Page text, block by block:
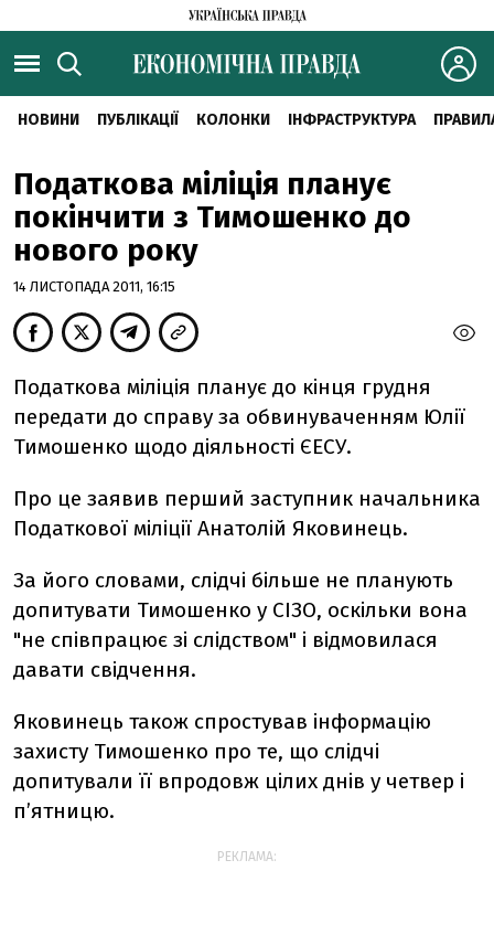
НОВИНИ ПУБЛІКАЦІЇ КОЛОНКИ ІНФРАСТРУКТУРА
Податкова міліція планує
покінчити з Тимошенко до
нового року
14 ЛИСТОПАДА 2011, 16:15
Податкова міліція планує до кінця грудня
передати до справу за обвинуваченням Юлії
Тимошенко щодо діяльності ЄЕСУ.
Про це заявив перший заступник начальника
Податкової міліції Анатолій Яковинець.
За його словами, слідчі більше не планують
допитувати Тимошенко у СІЗО, оскільки вона
"не співпрацює зі слідством" і відмовилася
давати свідчення.
Яковинець також спростував інформацію
захисту Тимошенко про те, що слідчі
допитували її впродовж цілих днів у четвер і
п’ятницю.
РЕКЛАМА: